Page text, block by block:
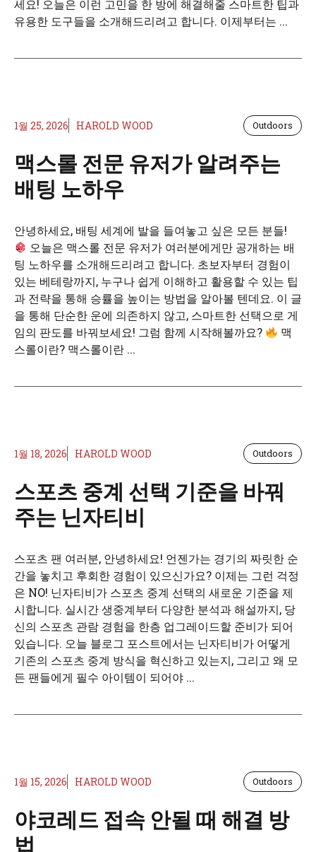
세요! 오늘은 이런 고민을 한 방에 해결해줄 스마트한 팁과
유용한 도구들을 소개해드리려고 합니다. 이제부터는 ...
1월 25, 2026 HAROLD WOOD Outdoors
맥스롤 전문 유저가 알려주는
배팅 노하우
안녕하세요, 배팅 세계에 발을 들여놓고 싶은 모든 분들!
오늘은 맥스롤 전문 유저가 여러분에게만 공개하는 배
팅 노하우를 소개해드리려고 합니다. 초보자부터 경험이
있는 베테랑까지, 누구나 쉽게 이해하고 활용할 수 있는 팁
과 전략을 통해 승률을 높이는 방법을 알아볼 텐데요. 이 글
을 통해 단순한 운에 의존하지 않고, 스마트한 선택으로 게
임의 판도를 바꿔보세요! 그럼 함께 시작해볼까요?
맥
스롤이란? 맥스롤이란 ...
1월 18, 2026 HAROLD WOOD Outdoors
스포츠 중계 선택 기준을 바꿔
주는 닌자티비
스포츠 팬 여러분, 안녕하세요! 언젠가는 경기의 짜릿한 순
간을 놓치고 후회한 경험이 있으신가요? 이제는 그런 걱정
은 NO! 닌자티비가 스포츠 중계 선택의 새로운 기준을 제
시합니다. 실시간 생중계부터 다양한 분석과 해설까지, 당
신의 스포츠 관람 경험을 한층 업그레이드할 준비가 되어
있습니다. 오늘 블로그 포스트에서는 닌자티비가 어떻게
기존의 스포츠 중계 방식을 혁신하고 있는지, 그리고 왜 모
든 팬들에게 필수 아이템이 되어야 ...
1월 15, 2026 HAROLD WOOD Outdoors
야코레드 접속 안될 때 해결 방
법